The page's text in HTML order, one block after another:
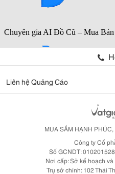
Liên hệ Quảng Cáo
MUA SẮM HẠNH
Công ty Cổ
Số GCNDT:
Nơi cấp: Sở kế hoạch
Trụ sở chính: 102 Thái